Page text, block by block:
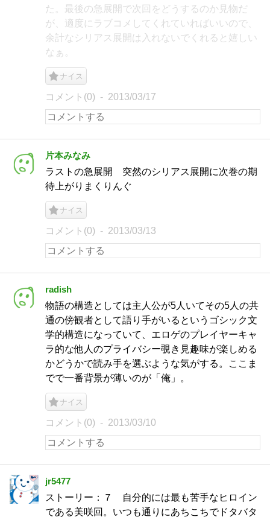
た。最後の急展開で次回をどうするのか見物だ
が、適度にラブコメしてくれていればいいので、
余計なシリアス展開は入れないでくれると嬉しい
なぁ。
ナイス
コメント(0) 2013/03/17
片本みなみ
ラストの急展開 突然のシリアス展開に次巻の期
待上がりまくりんぐ
ナイス
コメント(0) 2013/03/13
radish
物語の構造としては主人公が5人いてその5人の共
通の傍観者として語り手がいるというゴシック文
学的構造になっていて、エロゲのプレイヤーキャ
ラ的な他人のプライバシー覗き見趣味が楽しめる
かどうかで読み手を選ぶような気がする。ここま
でで一番背景が薄いのが「俺」。
ナイス
コメント(0) 2013/03/10
jr5477
ストーリー：７ 自分的には最も苦手なヒロイン
である美咲回。いつも通りにあちこちでドタバタ